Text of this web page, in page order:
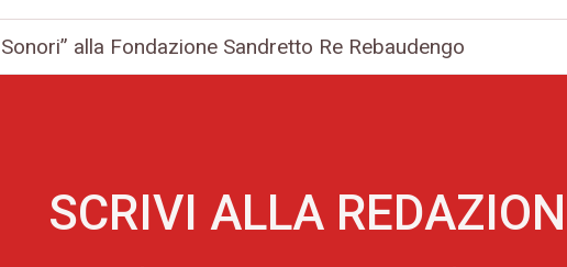
alla Fondazione Sandretto Re Rebaudengo
SCRIVI ALLA